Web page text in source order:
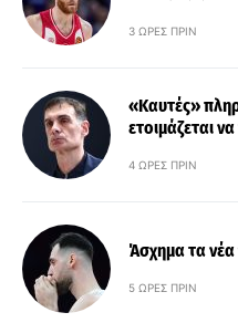
3 ΏΡΕΣ ΠΡΙΝ
«Καυτές»
ετοιμάζεται
4 ΏΡΕΣ ΠΡΙΝ
Άσχημα τα νέα
5 ΏΡΕΣ ΠΡΙΝ